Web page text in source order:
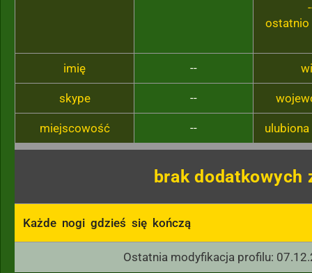
ostatnio
imię --
skype --
miejscowość --
brak dodatkowych
Każde  nogi  gdzieś  się  kończą
Ostatnia modyfikacja profilu: